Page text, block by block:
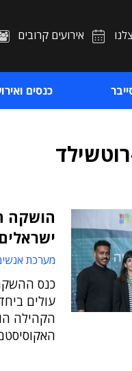
אירועים קרובים
כנסים
הושקה
מערכת
כנס
עולים
הקהילה